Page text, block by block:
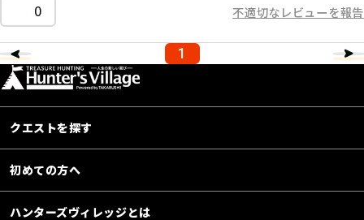
0 不適切なレビューを報告
1
クエストを探す
初めての方へ
ハンターズヴィレッジとは